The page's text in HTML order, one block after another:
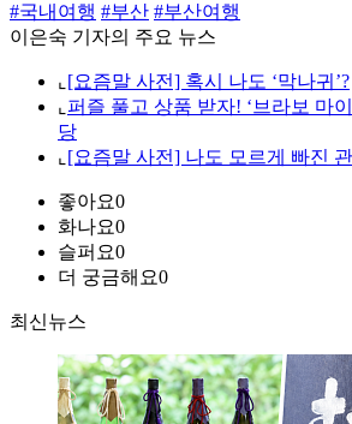
#국내여행 #부산 #부산여행
이은숙 기자의 주요 뉴스
⌞ [요즘말 사전] 혹시 나도 ‘막나귀’?
⌞ 퍼즐 풀고 상품 받자! ‘브라보 마
당
⌞ [요즘말 사전] 나도 모르게 빠진 관
좋아요0
화나요0
슬퍼요0
더 궁금해요0
최신뉴스